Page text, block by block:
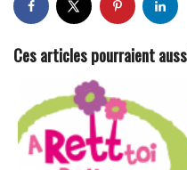
Ces articles pourraient